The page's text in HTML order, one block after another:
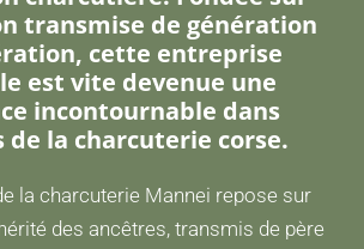
transmise de génération
cette entreprise
est vite devenue une
incontournable dans
de la charcuterie corse.
la charcuterie Mannei repose sur
des ancêtres, transmis de père